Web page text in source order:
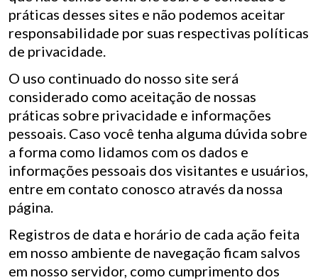
práticas desses sites e não podemos aceitar
responsabilidade por suas respectivas políticas
de privacidade.
O uso continuado do nosso site será
considerado como aceitação de nossas
práticas sobre privacidade e informações
pessoais. Caso você tenha alguma dúvida sobre
a forma como lidamos com os dados e
informações pessoais dos visitantes e usuários,
entre em contato conosco através da nossa
página.
Registros de data e horário de cada ação feita
em nosso ambiente de navegação ficam salvos
em nosso servidor, como cumprimento dos